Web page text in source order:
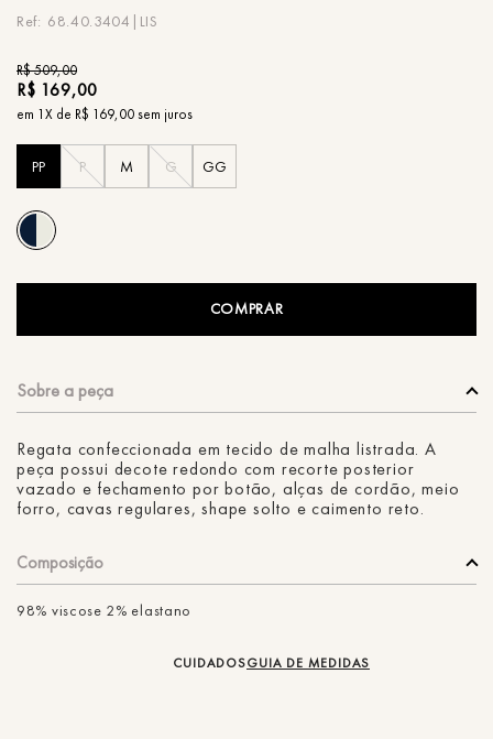
68.40.3404|LIS
R$509,00
R$ 169,00
em 1X de R$ 169,00sem juros
PP P M G GG
COMPRAR
Regata confeccionada em tecido de malha listrada. A
peça possui decote redondo com recorte posterior
vazado e fechamento por botão, alças de cordão, meio
forro, cavas regulares, shape solto e caimento reto.
Composição
98% viscose 2% elastano
CUIDADOSGUIA DE MEDIDAS